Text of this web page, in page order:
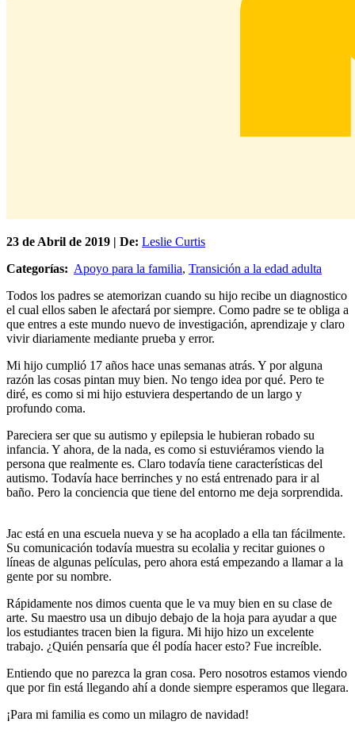
23 de Abril de 2019 | De: Leslie Curtis
Categorías: Apoyo para la familia, Transición a la edad adulta
Todos los padres se atemorizan cuando su hijo recibe un diagnostico
el cual ellos saben le afectará por siempre. Como padre se te obliga a
que entres a este mundo nuevo de investigación, aprendizaje y claro
vivir diariamente mediante prueba y error.
Mi hijo cumplió 17 años hace unas semanas atrás. Y por alguna
razón las cosas pintan muy bien. No tengo idea por qué. Pero te
diré, es como si mi hijo estuviera despertando de un largo y
profundo coma.
Pareciera ser que su autismo y epilepsia le hubieran robado su
infancia. Y ahora, de la nada, es como si estuviéramos viendo la
persona que realmente es. Claro todavía tiene características del
autismo. Todavía hace berrinches y no está entrenado para ir al
baño. Pero la conciencia que tiene del entorno me deja sorprendida.
Jac está en una escuela nueva y se ha acoplado a ella tan fácilmente.
Su comunicación todavía muestra su ecolalia y recitar guiones o
líneas de algunas películas, pero ahora está empezando a llamar a la
gente por su nombre.
Rápidamente nos dimos cuenta que le va muy bien en su clase de
arte. Su maestro usa un dibujo debajo de la hoja para ayudar a que
los estudiantes tracen bien la figura. Mi hijo hizo un excelente
trabajo. ¿Quién pensaría que él podía hacer esto? Fue increíble.
Entiendo que no parezca la gran cosa. Pero nosotros estamos viendo
que por fin está llegando ahí a donde siempre esperamos que llegara.
¡Para mi familia es como un milagro de navidad!